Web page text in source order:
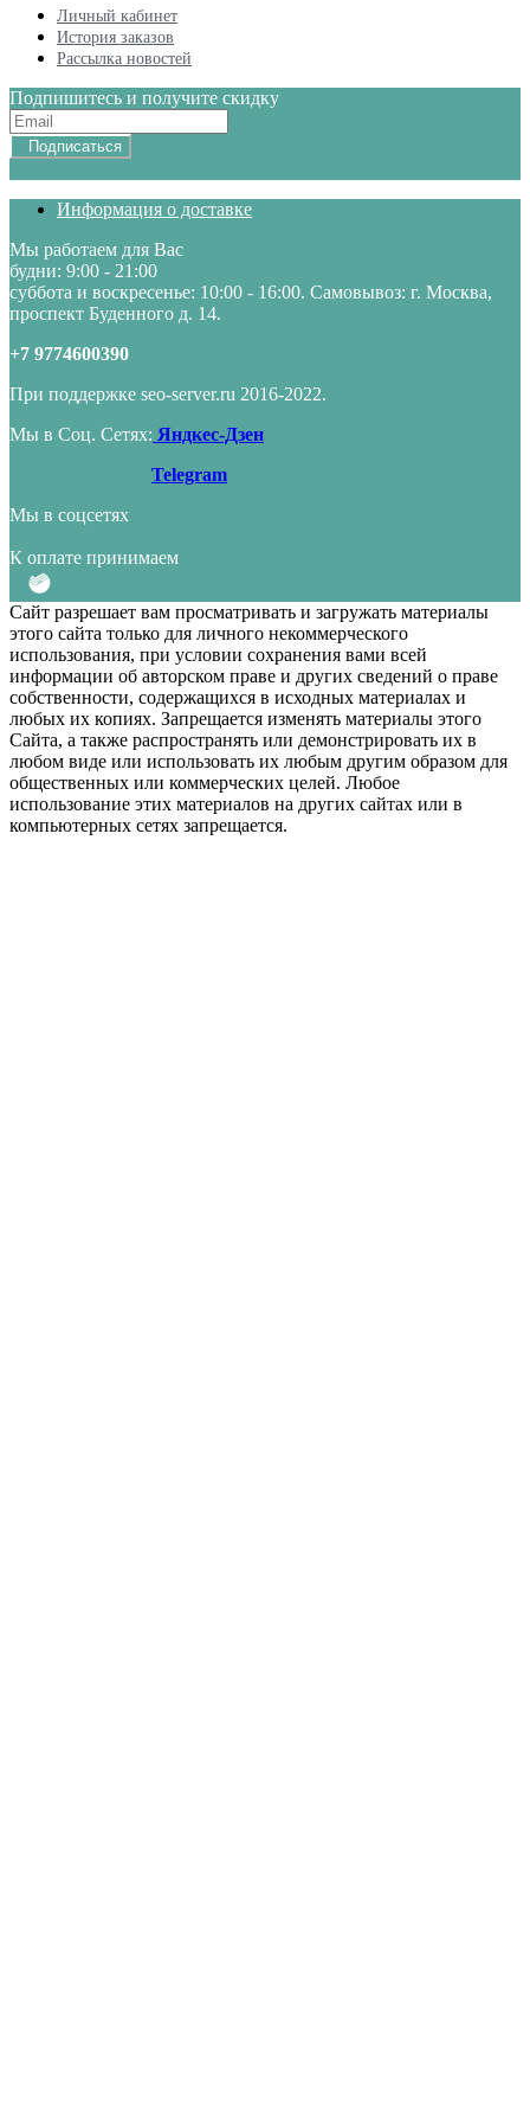
Личный кабинет
История заказов
Рассылка новостей
Подпишитесь и получите скидку
Подписаться
Информация о доставке
Мы работаем для Вас
будни: 9:00 - 21:00
суббота и воскресенье: 10:00 - 16:00. Самовывоз: г. Москва,
проспект Буденного д. 14.
+7 9774600390
При поддержке seo-server.ru 2016-2022.
Мы в Соц. Сетях: Яндкес-Дзен
Telegram
Мы в соцсетях
К оплате принимаем
Сайт разрешает вам просматривать и загружать материалы
этого сайта только для личного некоммерческого
использования, при условии сохранения вами всей
информации об авторском праве и других сведений о праве
собственности, содержащихся в исходных материалах и
любых их копиях. Запрещается изменять материалы этого
Сайта, а также распространять или демонстрировать их в
любом виде или использовать их любым другим образом для
общественных или коммерческих целей. Любое
использование этих материалов на других сайтах или в
компьютерных сетях запрещается.